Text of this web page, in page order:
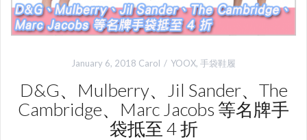
January 6, 2018 Carol YOOX, 手袋鞋履
D&G、Mulberry、Jil Sander、The
Cambridge、Marc Jacobs 等名牌手
袋抵至 4 折